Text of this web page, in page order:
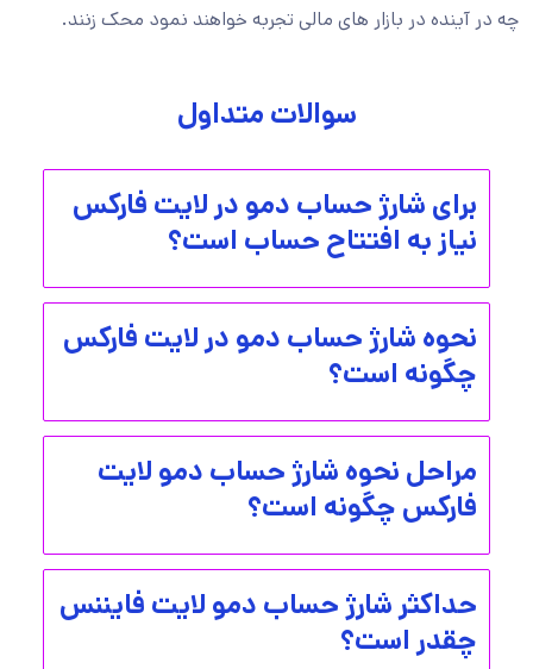
چه در آینده در بازار های مالی تجربه خواهند نمود محک زنند.
سوالات متداول
برای شارژ حساب دمو در لایت فارکس
نیاز به افتتاح حساب است؟
نحوه شارژ حساب دمو در لایت فارکس
چگونه است؟
مراحل نحوه شارژ حساب دمو لایت
فارکس چگونه است؟
حداکثر شارژ حساب دمو لایت فایننس
چقدر است؟